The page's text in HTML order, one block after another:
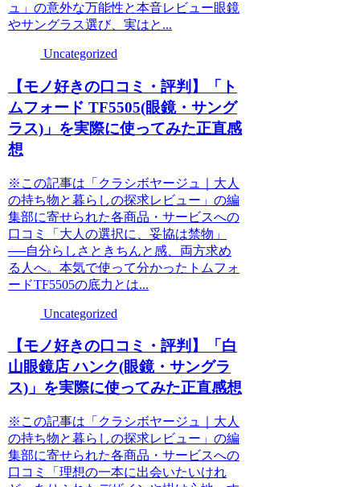
ュ」の意外な万能性と本音レビュー眼鏡
やサングラス選び、実はと...
Uncategorized
【モノ好きの口コミ・評判】「ト
ムフォード TF5505(眼鏡・サング
ラス)」を実際に使ってみた正直感
想
※この記事は「クラシボヤージュ｜大人
の持ち物と暮らしの探求レビュー」の編
集部に寄せられた各商品・サービスへの
口コミ「大人の選択に、妥協は禁物」
──自分らしさときちんと感、両方求め
る人へ。本気で使って分かったトムフォ
ードTF5505の底力とは...
Uncategorized
【モノ好きの口コミ・評判】「白
山眼鏡店 ハンク(眼鏡・サングラ
ス)」を実際に使ってみた正直感想
※この記事は「クラシボヤージュ｜大人
の持ち物と暮らしの探求レビュー」の編
集部に寄せられた各商品・サービスへの
口コミ「理想の一本に出会いたいけれ